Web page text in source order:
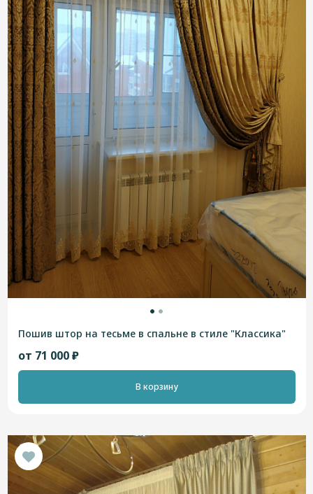
Пошив штор на тесьме в спальне в стиле "Классика"
от 71 000 ₽
В корзину